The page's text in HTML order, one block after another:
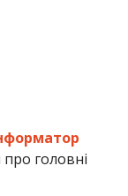
головні